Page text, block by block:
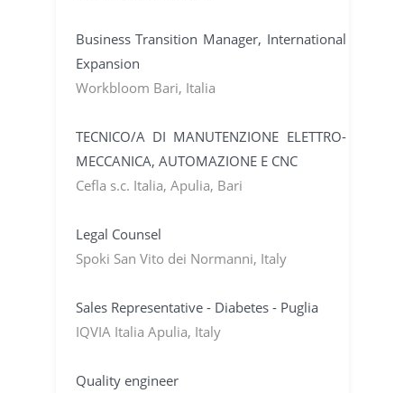
Business Transition Manager, International
Expansion
Workbloom Bari, Italia
TECNICO/A DI MANUTENZIONE ELETTRO-
MECCANICA, AUTOMAZIONE E CNC
Cefla s.c. Italia, Apulia, Bari
Legal Counsel
Spoki San Vito dei Normanni, Italy
Sales Representative - Diabetes - Puglia
IQVIA Italia Apulia, Italy
Quality engineer